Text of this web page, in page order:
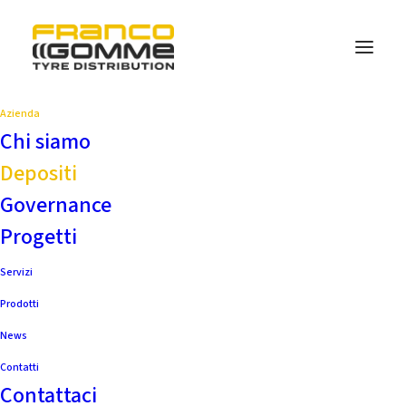
Azienda
Chi siamo
Depositi
Governance
Progetti
Servizi
Prodotti
News
Contatti
Contattaci